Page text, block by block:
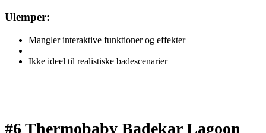
Ulemper:
Mangler interaktive funktioner og effekter
Ikke ideel til realistiske badescenarier
#6 Thermobaby Badekar Lagoon